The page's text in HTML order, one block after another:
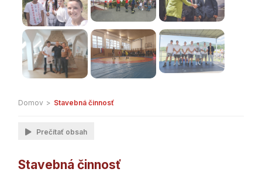
Domov > Stavebná činnosť
Prečítať obsah
Stavebná činnosť